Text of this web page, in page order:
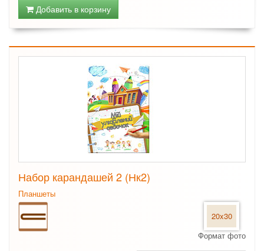
Добавить в корзину
Набор карандашей 2 (Нк2)
Планшеты
20x30
Формат фото